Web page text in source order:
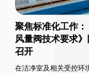
聚焦标准化工作
风量阀技术要求
召开
在洁净室及相关受控环